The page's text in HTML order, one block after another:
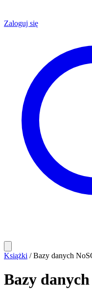
Zaloguj się
Książki / Bazy danych
Bazy